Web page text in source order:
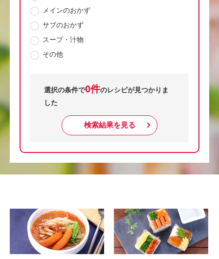
メインのおかず
サブのおかず
スープ・汁物
その他
選択の条件で0件のレシピが見つかりま
した
検索結果を見る